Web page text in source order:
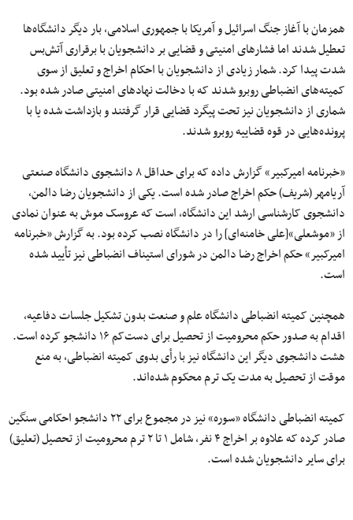
همزمان با آغاز جنگ اسرائیل و آمریکا با جمهوری اسلامی، بار دیگر دانشگاه‌ها
تعطیل شدند اما فشارهای امنیتی و قضایی بر دانشجویان با برقراری آتش‌بس
شدت پیدا کرد. شمار زیادی از دانشجویان با احکام اخراج و تعلیق از سوی
کمیته‌های انضباطی روبرو شدند که با دخالت نهادهای امنیتی صادر شده بود.
شماری از دانشجویان نیز تحت پیگرد قضایی قرار گرفتند و بازداشت شده یا با
پرونده‌هایی در قوه قضاییه روبرو شدند.
«خبرنامه امیرکبیر» گزارش داده که برای حداقل ۸ دانشجوی دانشگاه صنعتی
آریامهر (شریف) حکم اخراج صادر شده است. یکی از دانشجویان رضا دالمن،
دانشجوی کارشناسی ارشد این دانشگاه، است که عروسک موش به عنوان نمادی
از «موشعلی»[علی خامنه‌ای] را در دانشگاه نصب کرده بود. به گزارش «خبرنامه
امیرکبیر» حکم اخراج رضا دالمن در شورای استیناف انضباطی نیز تأیید شده
است.
همچنین کمیته انضباطی دانشگاه علم و صنعت بدون تشکیل جلسات دفاعیه،
اقدام به صدور حکم محرومیت از تحصیل برای دست‌کم ۱۶ دانشجو کرده است.
هشت دانشجوی دیگر این دانشگاه نیز با رأی بدوی کمیته انضباطی، به منع
موقت از تحصیل به مدت یک ترم محکوم شده‌اند.
کمیته انضباطی دانشگاه «سوره» نیز در مجموع برای ۲۲ دانشجو احکامی سنگین
صادر کرده که علاوه بر اخراج ۴ نفر، شامل ۱ تا ۲ ترم محرومیت از تحصیل (تعلیق)
برای سایر دانشجویان شده است.